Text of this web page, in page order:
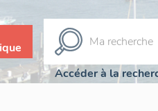
Accéder à la